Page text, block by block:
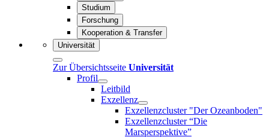
Studium
Forschung
Kooperation & Transfer
Universität
Zur Übersichtsseite Universität
Profil
Leitbild
Exzellenz
Exzellenzcluster "Der Ozeanboden"
Exzellenzcluster “Die
Marsperspektive”